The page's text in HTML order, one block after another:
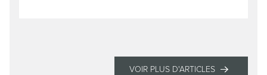
VOIR PLUS D'ARTICLES